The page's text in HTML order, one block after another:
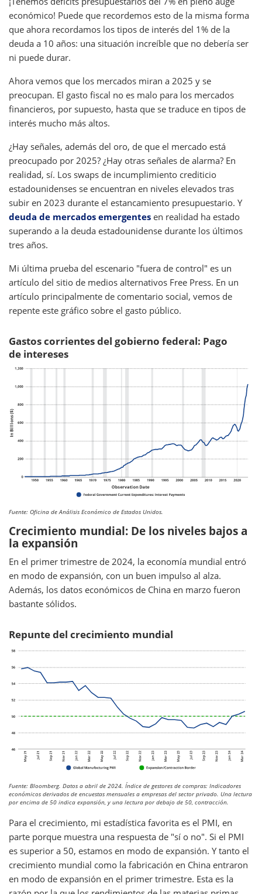
económico! Puede que recordemos esto de la misma forma
que ahora recordamos los tipos de interés del 1% de la
deuda a 10 años: una situación increíble que no debería ser
ni puede durar.
Ahora vemos que los mercados miran a 2025 y se
preocupan. El gasto fiscal no es malo para los mercados
financieros, por supuesto, hasta que se traduce en tipos de
interés mucho más altos.
¿Hay señales, además del oro, de que el mercado está
preocupado por 2025? ¿Hay otras señales de alarma? En
realidad, sí. Los swaps de incumplimiento crediticio
estadounidenses se encuentran en niveles elevados tras
subir en 2023 durante el estancamiento presupuestario. Y
deuda de mercados emergentes en realidad ha estado
superando a la deuda estadounidense durante los últimos
tres años.
Mi última prueba del escenario "fuera de control" es un
artículo del sitio de medios alternativos Free Press. En un
artículo principalmente de comentario social, vemos de
repente este gráfico sobre el gasto público.
Gastos corrientes del gobierno federal: Pago
de intereses
Fuente: Oficina de Análisis Económico de Estados Unidos.
Crecimiento mundial: De los niveles bajos a
la expansión
En el primer trimestre de 2024, la economía mundial entró
en modo de expansión, con un buen impulso al alza.
Además, los datos económicos de China en marzo fueron
bastante sólidos.
Repunte del crecimiento mundial
Fuente: Bloomberg. Datos a abril de 2024. Índice de gestores de compras: Indicadores
económicos derivados de encuestas mensuales a empresas del sector privado. Una lectura
por encima de 50 indica expansión, y una lectura por debajo de 50, contracción.
Para el crecimiento, mi estadística favorita es el PMI, en
parte porque muestra una respuesta de "sí o no". Si el PMI
es superior a 50, estamos en modo de expansión. Y tanto el
crecimiento mundial como la fabricación en China entraron
en modo de expansión en el primer trimestre. Esta es la